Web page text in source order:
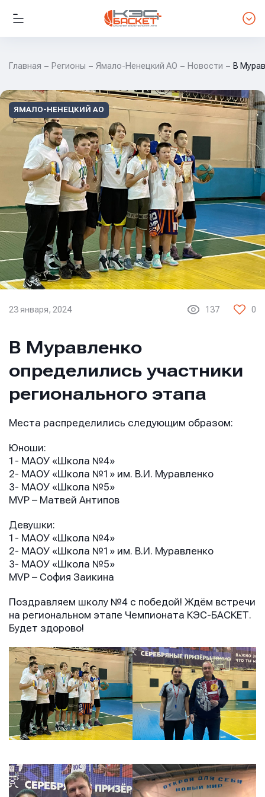
Главная Регионы Ямало-Ненецкий АО Новости В
ЯМАЛО-НЕНЕЦКИЙ АО
23 января, 2024 137 0
В Муравленко
определились участники
регионального этапа
Места распределились следующим образом:
Юноши:
1- МАОУ «Школа №4»
2- МАОУ «Школа №1» им. В.И. Муравленко
3- МАОУ «Школа №5»
MVP – Матвей Антипов
Девушки:
1- МАОУ «Школа №4»
2- МАОУ «Школа №1» им. В.И. Муравленко
3- МАОУ «Школа №5»
MVP – София Заикина
Поздравляем школу №4 с победой! Ждём встречи
на региональном этапе Чемпионата КЭС-БАСКЕТ.
Будет здорово!